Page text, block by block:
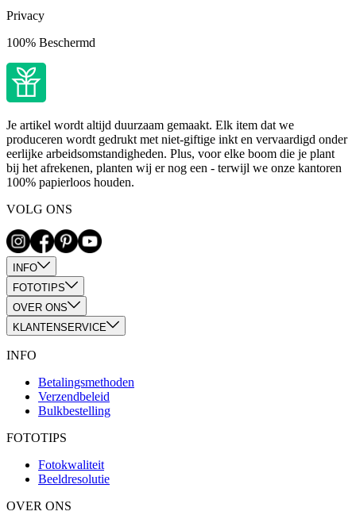
Privacy
100% Beschermd
Je artikel wordt altijd duurzaam gemaakt. Elk item dat we
produceren wordt gedrukt met niet-giftige inkt en vervaardigd onder
eerlijke arbeidsomstandigheden. Plus, voor elke boom die je plant
bij het afrekenen, planten wij er nog een - terwijl we onze kantoren
100% papierloos houden.
VOLG ONS
INFO
FOTOTIPS
OVER ONS
KLANTENSERVICE
INFO
Betalingsmethoden
Verzendbeleid
Bulkbestelling
FOTOTIPS
Fotokwaliteit
Beeldresolutie
OVER ONS